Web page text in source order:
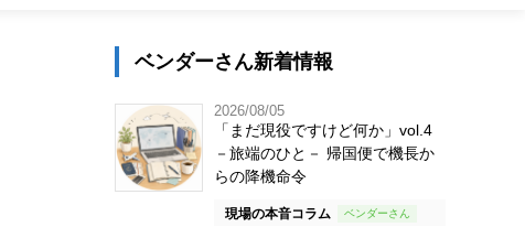
ベンダーさん新着情報
2026/08/05
「まだ現役ですけど何か」vol.4
－旅端のひと－ 帰国便で機長か
らの降機命令
現場の本音コラム